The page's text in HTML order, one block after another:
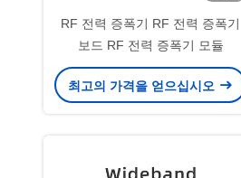
RF 전력 증폭기 RF 전력 증폭기
보드 RF 전력 증폭기 모듈
최고의 가격을 얻으십시오